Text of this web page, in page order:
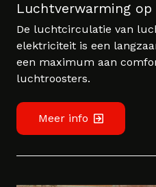
Luchtverwarming
De luchtcirculatie van
elektriciteit is een
een maximum aan
luchtroosters.
Meer info